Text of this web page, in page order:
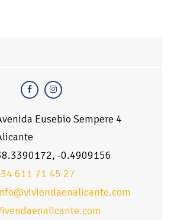
Eusebio Sempere 4
-0.4909156
611 71 45 27